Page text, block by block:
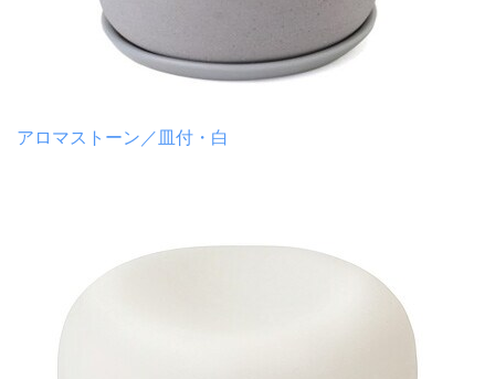
アロマストーン／皿付・白